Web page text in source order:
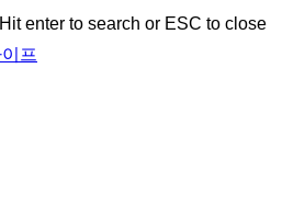
Hit enter to search or ESC to close